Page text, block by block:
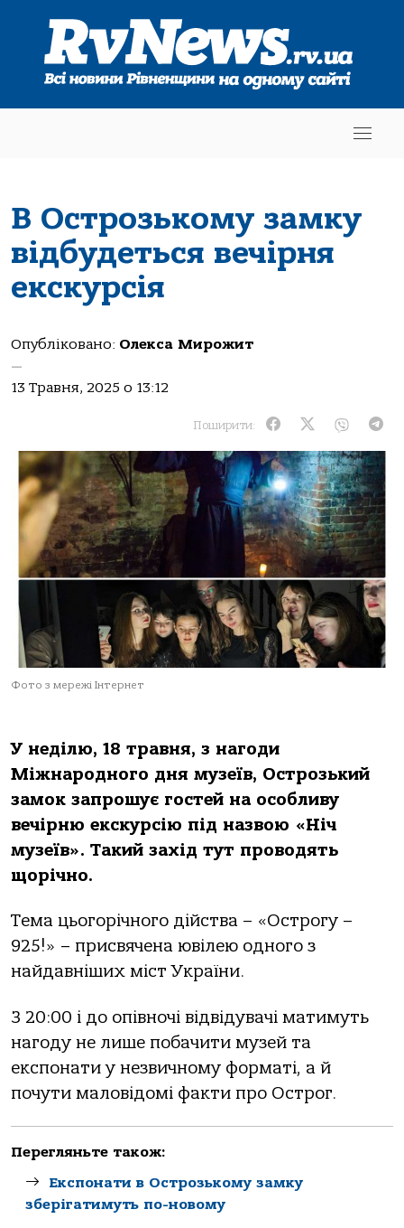
В Острозькому замку
відбудеться вечірня
екскурсія
Опубліковано: Олекса Мирожит
—
13 Травня, 2025 о 13:12
Поширити:
Фото з мережі Інтернет
У неділю, 18 травня, з нагоди
Міжнародного дня музеїв, Острозький
замок запрошує гостей на особливу
вечірню екскурсію під назвою «Ніч
музеїв». Такий захід тут проводять
щорічно.
Тема цьогорічного дійства – «Острогу –
925!» – присвячена ювілею одного з
найдавніших міст України.
З 20:00 і до опівночі відвідувачі матимуть
нагоду не лише побачити музей та
експонати у незвичному форматі, а й
почути маловідомі факти про Острог.
Перегляньте також:
Експонати в Острозькому замку
зберігатимуть по-новому